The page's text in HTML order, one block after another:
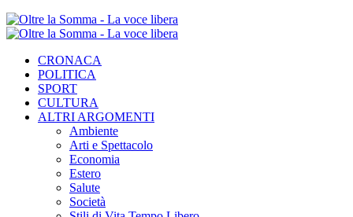
CRONACA
POLITICA
SPORT
CULTURA
ALTRI ARGOMENTI
Ambiente
Arti e Spettacolo
Economia
Estero
Salute
Società